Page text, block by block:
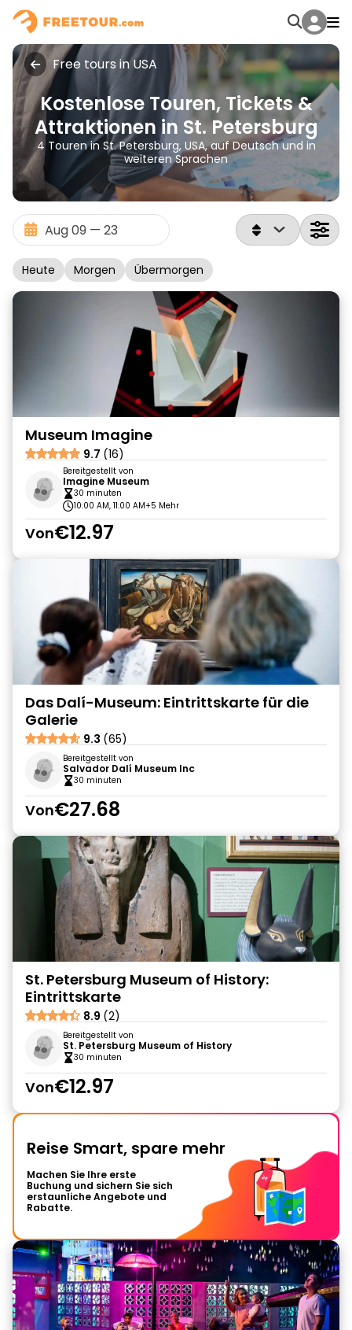
Free tours in USA
Kostenlose Touren, Tickets &
Attraktionen in St. Petersburg
4 Touren in St. Petersburg, USA, auf Deutsch und in
weiteren Sprachen
Heute Morgen Übermorgen
Museum Imagine
9.7 (16)
Bereitgestellt von
Imagine Museum
30 minuten
10:00 AM, 11:00 AM+5 Mehr
Von€12.97
Das Dalí-Museum: Eintrittskarte für die
Galerie
9.3 (65)
Bereitgestellt von
Salvador Dalí Museum Inc
30 minuten
Von€27.68
St. Petersburg Museum of History:
Eintrittskarte
8.9 (2)
Bereitgestellt von
St. Petersburg Museum of History
30 minuten
Von€12.97
Reise Smart, spare mehr
Machen Sie Ihre erste
Buchung und sichern Sie sich
erstaunliche Angebote und
Rabatte.